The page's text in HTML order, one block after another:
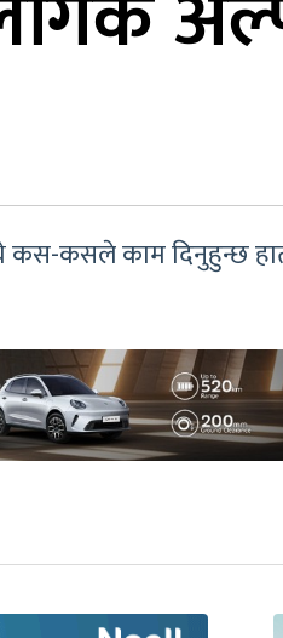
कस-कसले काम दिनुहुन्छ